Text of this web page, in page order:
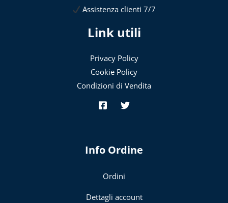
Assistenza clienti 7/7
Link utili
Privacy Policy
Cookie Policy
Condizioni di Vendita
Info Ordine
Ordini
Dettagli account